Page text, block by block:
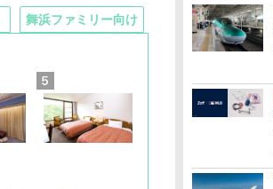
舞浜ファミリー向け